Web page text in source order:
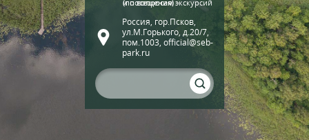
(по вопросам экскурсий и посещения)
Россия, гор.Псков,
ул.М.Горького, д.20/7,
пом.1003, official@seb-
park.ru